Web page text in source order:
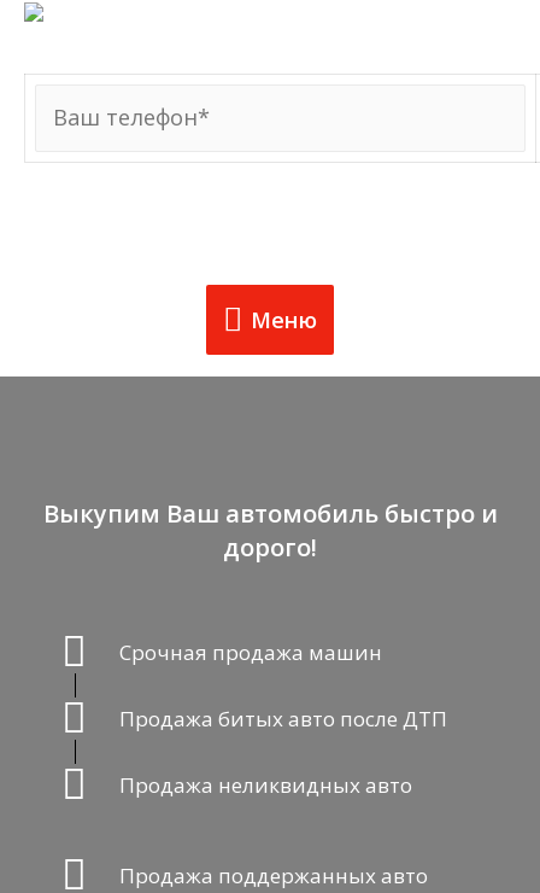
Меню
Меню
Выкупим Ваш автомобиль быстро и
дорого!
Срочная продажа машин
Продажа битых авто после ДТП
Продажа неликвидных авто
Продажа поддержанных авто